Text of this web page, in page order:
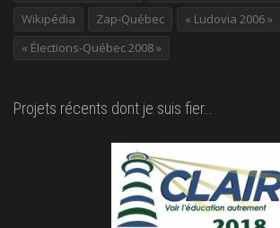
Wikipédia
Zap-Québec
« Ludovia 2006 »
« Élections-Québec 2008 »
Projets récents dont je suis fier…